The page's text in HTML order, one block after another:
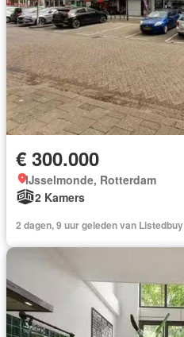
€ 300.000
IJsselmonde, Rotterdam
2 Kamers
2 dagen, 9 uur geleden van Listedbuy